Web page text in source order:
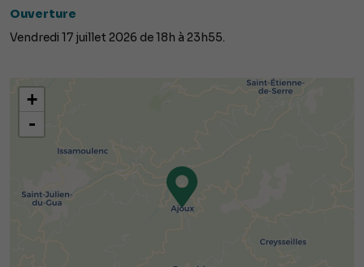
Ouverture
Vendredi 17 juillet 2026 de 18h à 23h55.
+
-